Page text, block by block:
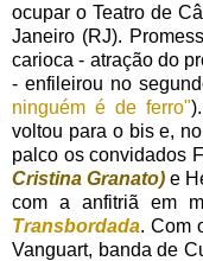
ocupar o Teatro de
Janeiro (RJ).
carioca - atração do
- enfileirou no
ninguém é de ferro"
voltou para o bis e,
palco os convidados
Cristina Granato) e
com a anfitriã em
Transbordada. Com
Vanguart, banda de